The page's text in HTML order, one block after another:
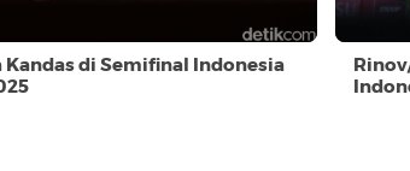
Kandas di Semifinal Indonesia